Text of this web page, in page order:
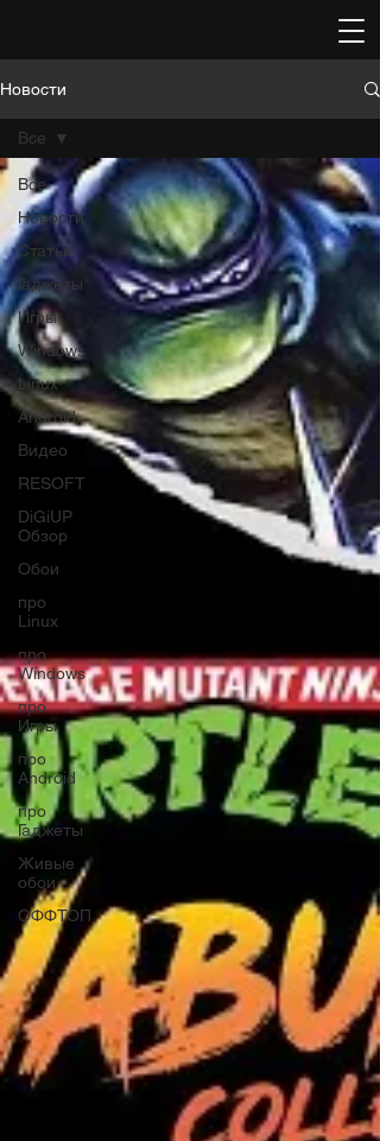
Новости
Все
Новости
Статьи
Гаджеты
Игры
Windows
Linux
Android
Видео
RESOFT
DiGiUP
Обзор
Обои
про
Linux
про
Windows
про
Игры
про
Android
про
Гаджеты
Живые
обои
ОФФТОП
Все